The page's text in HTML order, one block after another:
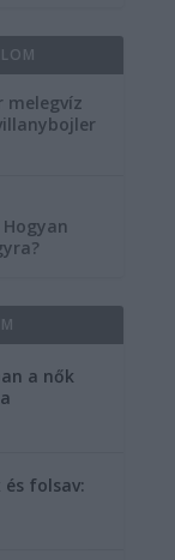
melegvíz
a nők
folsav: